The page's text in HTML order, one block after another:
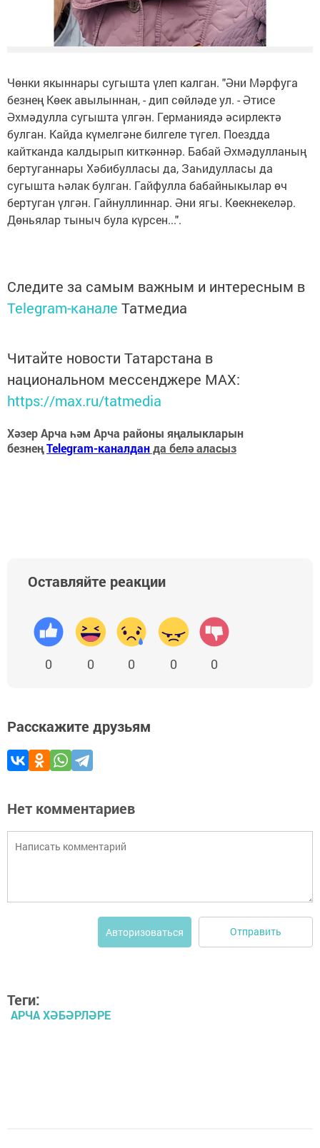
Чөнки якыннары сугышта үлеп калган. "Әни Мәрфуга
безнең Көек авылыннан, - дип сөйләде ул. - Әтисе
Әхмәдулла сугышта үлгән. Германиядә әсирлектә
булган. Кайда күмелгәне билгеле түгел. Поездда
кайтканда калдырып киткәннәр. Бабай Әхмәдулланың
бертуганнары Хәбибулласы да, Заһидулласы да
сугышта һәлак булган. Гайфулла бабайныкылар өч
бертуган үлгән. Гайнуллиннар. Әни ягы. Көекнекеләр.
Дөньялар тыныч була күрсен...".
Следите за самым важным и интересным в
Telegram-канале Татмедиа
Читайте новости Татарстана в
национальном мессенджере MАХ:
https://max.ru/tatmedia
Хәзер Арча һәм Арча районы яңалыкларын
безнеңTelegram-каналданда белә аласыз
Оставляйте реакции
0 0 0 0 0
Расскажите друзьям
Нет комментариев
Авторизоваться Отправить
Теги:
АРЧА ХӘБӘРЛӘРЕ